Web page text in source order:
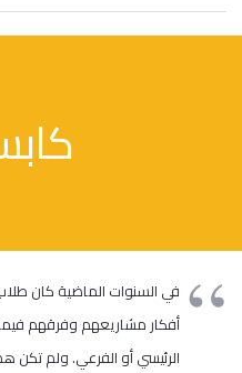
في السنوات الماضية كان
أفكار مشاريعهم وفرقهم
الرئيسي أو الفرعي. ولم تكن